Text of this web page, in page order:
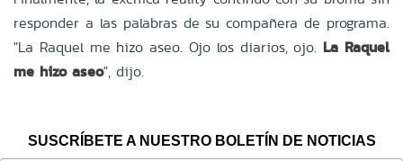
responder a las palabras de su compañera de programa.
"La Raquel me hizo aseo. Ojo los diarios, ojo. La Raquel
me hizo aseo", dijo.
SUSCRÍBETE A NUESTRO BOLETÍN DE NOTICIAS